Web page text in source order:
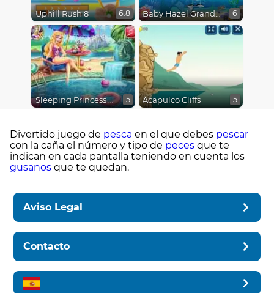
Uphill Rush 8 6.8 Baby Hazel Grandparents Day 6
Sleeping Princess Swimming Pool 5 Acapulco Cliffs 5
Divertido juego de pesca en el que debes pescar
con la caña el número y tipo de peces que te
indican en cada pantalla teniendo en cuenta los
gusanos que te quedan.
Aviso Legal
Contacto